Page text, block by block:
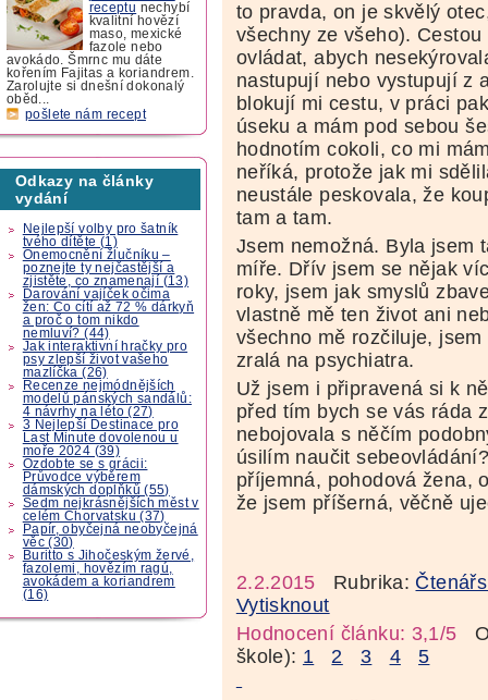
receptu nechybí
kvalitní hovězí
maso, mexické
fazole nebo
avokádo. Šmrnc mu dáte
kořením Fajitas a koriandrem.
Zarolujte si dnešní dokonalý
oběd...
pošlete nám recept
Odkazy na články
vydání
Nejlepší volby pro šatník
tvého dítěte (1)
Onemocnění žlučníku –
poznejte ty nejčastější a
zjistěte, co znamenají (13)
Darování vajíček očima
žen: Co cítí až 72 % dárkyň
a proč o tom nikdo
nemluví? (44)
Jak interaktivní hračky pro
psy zlepší život vašeho
mazlíčka (26)
Recenze nejmódnějších
modelů pánských sandálů:
4 návrhy na léto (27)
3 Nejlepší Destinace pro
Last Minute dovolenou u
moře 2024 (39)
Ozdobte se s grácii:
Průvodce výběrem
dámských doplňků (55)
Sedm nejkrásnějších měst v
celém Chorvatsku (37)
Papír, obyčejná neobyčejná
věc (30)
Buritto s Jihočeským žervé,
fazolemi, hovězím ragú,
avokádem a koriandrem
(16)
to pravda, on je skvělý
všechny ze všeho).
ovládat, abych
nastupují nebo vystupují z
blokují mi cestu, v práci
úseku a mám pod sebou
hodnotím cokoli, co mi
neříká, protože jak mi
neustále peskovala, že
tam a tam.
Jsem nemožná. Byla jsem
míře. Dřív jsem se nějak
roky, jsem jak smyslů
vlastně mě ten život ani
všechno mě rozčiluje,
zralá na psychiatra.
Už jsem i připravená si k
před tím bych se vás ráda
nebojovala s něčím
úsilím naučit
příjemná, pohodová žena,
že jsem příšerná, věčně
2.2.2015 Rubrika:
Vytisknout
Hodnocení článku: 3,1/5
škole): 1 2 3 4 5